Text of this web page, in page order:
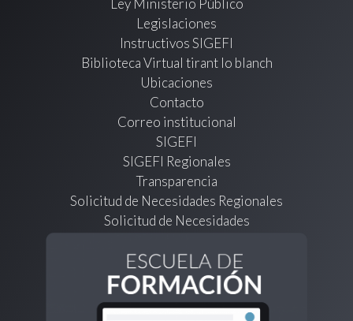
Ley Ministerio Público
Legislaciones
Instructivos SIGEFI
Biblioteca Virtual tirant lo blanch
Ubicaciones
Contacto
Correo institucional
SIGEFI
SIGEFI Regionales
Transparencia
Solicitud de Necesidades Regionales
Solicitud de Necesidades